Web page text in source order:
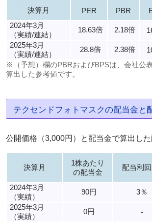
決算月 PER PBR
2024年3月
（実績/連結）
18.63倍 2.18倍
2025年3月
（実績/連結）
28.8倍 2.38倍
※（予想）欄のPBRおよびBPSは、会社公
算出した参考値です。
テクセンドフォトマスクの配当金と
公開価格（3,000円）と配当金で算出した
決算月
1株あたり
の配当金
配当利回
2024年3月
（実績）
90円 3％
2025年3月
（実績）
0円 -